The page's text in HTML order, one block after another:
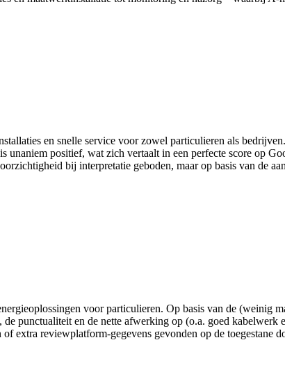
en snelle service voor zowel particulieren als
positief, wat zich vertaalt in een perfecte score op
bij interpretatie geboden, maar op basis van de
voor particulieren. Op basis van de (weinig
punctualiteit en de nette afwerking op (o.a. goed kabelwerk
extra reviewplatform-gegevens gevonden op de toegestane